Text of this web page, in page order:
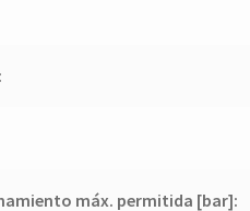
máx. permitida [bar]: